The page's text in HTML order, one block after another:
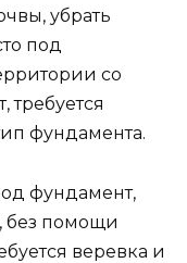
убрать
под
со
требуется
фундамента.
фундамент,
без помощи
веревка и